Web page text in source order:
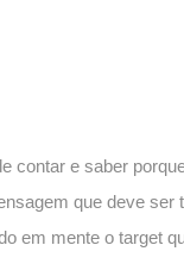
contar e saber
que deve ser
em mente o target